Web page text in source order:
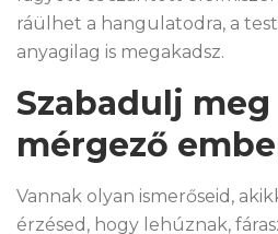
ráülhet a hangulatodra, a
anyagilag is megakadsz.
Szabadulj
mérgező
Vannak olyan ismerőseid,
érzésed, hogy lehúznak,